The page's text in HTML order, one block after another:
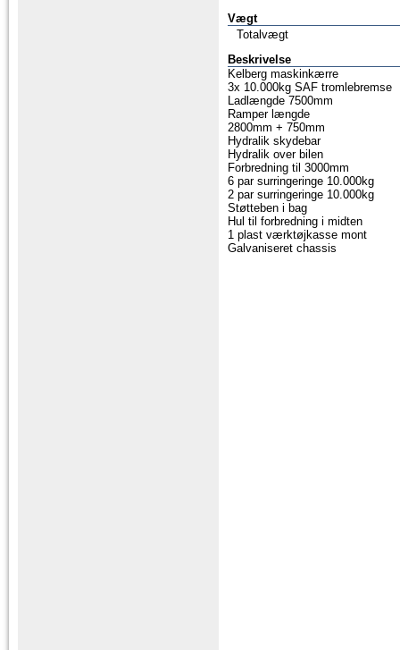
Vægt
Totalvægt
Beskrivelse
Kelberg maskinkærre
3x 10.000kg SAF tromlebremse
Ladlængde 7500mm
Ramper længde
2800mm + 750mm
Hydralik skydebar
Hydralik over bilen
Forbredning til 3000mm
6 par surringeringe 10.000kg
2 par surringeringe 10.000kg
Støtteben i bag
Hul til forbredning i midten
1 plast værktøjkasse mont
Galvaniseret chassis